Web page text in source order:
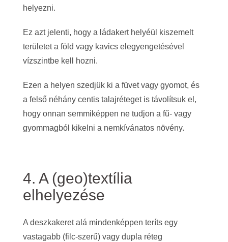
helyezni.
Ez azt jelenti, hogy a ládakert helyéül kiszemelt
területet a föld vagy kavics elegyengetésével
vízszintbe kell hozni.
Ezen a helyen szedjük ki a füvet vagy gyomot, és
a felső néhány centis talajréteget is távolítsuk el,
hogy onnan semmiképpen ne tudjon a fű- vagy
gyommagból kikelni a nemkívánatos növény.
4. A (geo)textília
elhelyezése
A deszkakeret alá mindenképpen teríts egy
vastagabb (filc-szerű) vagy dupla réteg